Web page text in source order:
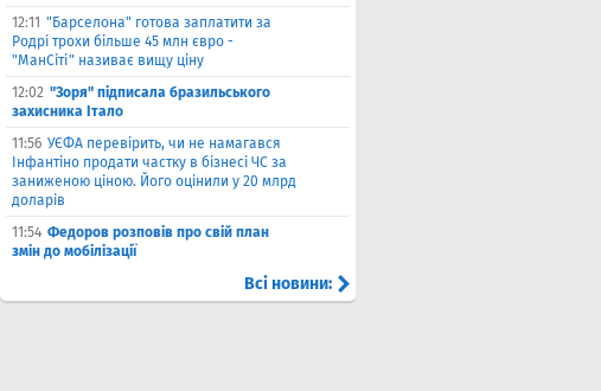
12:11 "Барселона" готова заплатити за
Родрі трохи більше 45 млн євро -
"МанСіті" називає вищу ціну
12:02 "Зоря" підписала бразильського
захисника Італо
11:56 УЄФА перевірить, чи не намагався
Інфантіно продати частку в бізнесі ЧС за
заниженою ціною. Його оцінили у 20 млрд
доларів
11:54 Федоров розповів про свій план
змін до мобілізації
Всі новини: